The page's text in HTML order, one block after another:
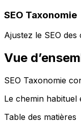
SEO Taxonomie
Ajustez le SEO
Vue
SEO Taxonomie
Le chemin habituel
Table des matières